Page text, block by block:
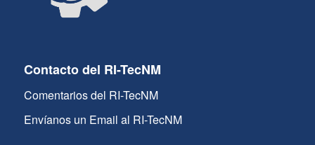
Contacto del RI-TecNM
Comentarios del RI-TecNM
Envíanos un Email al RI-TecNM